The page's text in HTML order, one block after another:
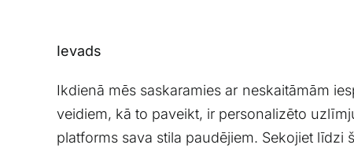
Ievads
Ikdienā mēs saskaramies⁢ ar neskaitāmām
veidiem, kā to paveikt, ir⁣ personalizēto
platforms sava stila paudējiem. Sekojiet